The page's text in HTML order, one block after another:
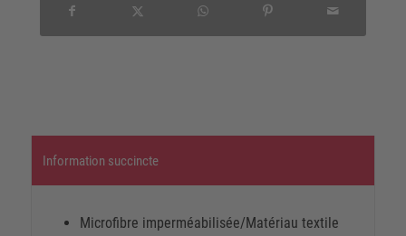
Information succincte
Microfibre imperméabilisée/Matériau textile